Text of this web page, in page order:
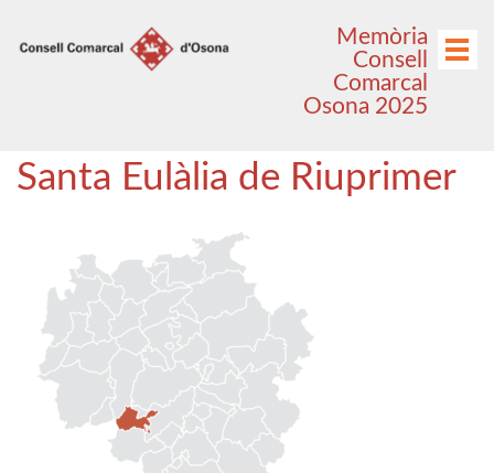
Menú
Memòria
Consell
Comarcal
Osona 2025
Santa Eulàlia de Riuprimer